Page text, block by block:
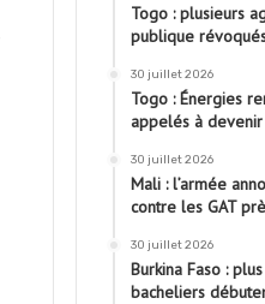
Togo : plusieurs
publique
30 juillet 2026
Togo : Énergies
appelés à
30 juillet 2026
Mali : l’armée
contre les GAT
30 juillet 2026
Burkina Faso :
bacheliers